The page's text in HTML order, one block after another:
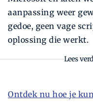
aanpassing weer
gedoe, geen vage
oplossing die werkt.
Lees
Ontdek nu hoe je